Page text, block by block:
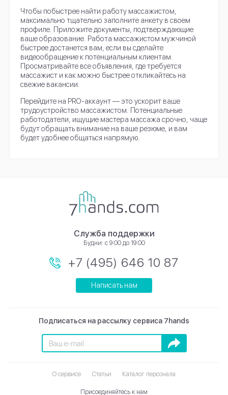
Чтобы побыстрее найти работу массажистом,
максимально тщательно заполните анкету в своем
профиле. Приложите документы, подтверждающие
ваше образование. Работа массажистом мужчиной
быстрее достанется вам, если вы сделайте
видеообращение к потенциальным клиентам.
Просматривайте все объявления, где требуется
массажист и как можно быстрее откликайтесь на
свежие вакансии.
Перейдите на PRO-аккаунт — это ускорит ваше
трудоустройство массажистом. Потенциальные
работодатели, ищущие мастера массажа срочно, чаще
будут обращать внимание на ваше резюме, и вам
будет удобнее общаться напрямую.
Подписаться на рассылку сервиса 7hands
Подписаться
Служба поддержки
Будни: с 9:00 до 19:00
+7 (495) 646 10 87
Написать нам
О сервисе Статьи Каталог персонала
Присоединяйтесь к нам